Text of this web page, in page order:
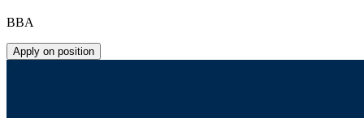
BBA
Apply on position